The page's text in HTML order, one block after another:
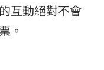
互動絕對不會
。